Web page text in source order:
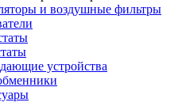
и воздушные фильтры
устройства